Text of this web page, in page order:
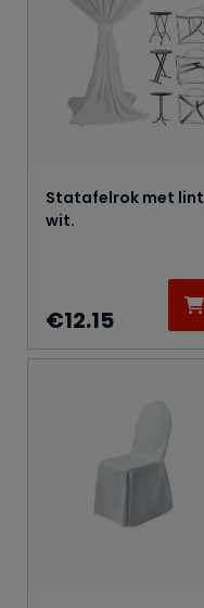
Statafelrok met lint
wit.
€12.15